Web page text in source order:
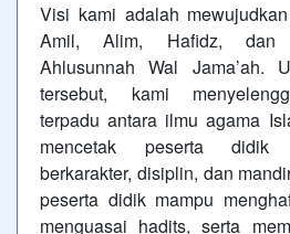
Visi kami adalah
Amil, Alim, Hafidz, dan
Ahlusunnah Wal Jama’ah.
tersebut, kami
terpadu antara ilmu agama
mencetak peserta didik
berkarakter, disiplin, dan
peserta didik mampu
menguasai hadits, serta